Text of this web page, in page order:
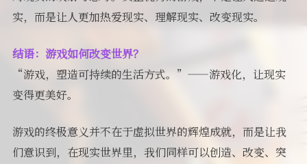
实，而是让人更加热爱现实、理解现实、改变现实。
结语：游戏如何改变世界？
“游戏，塑造可持续的生活方式。”——游戏化，让现实
变得更美好。
游戏的终极意义并不在于虚拟世界的辉煌成就，而是让我
们意识到，在现实世界里，我们同样可以创造、改变、突